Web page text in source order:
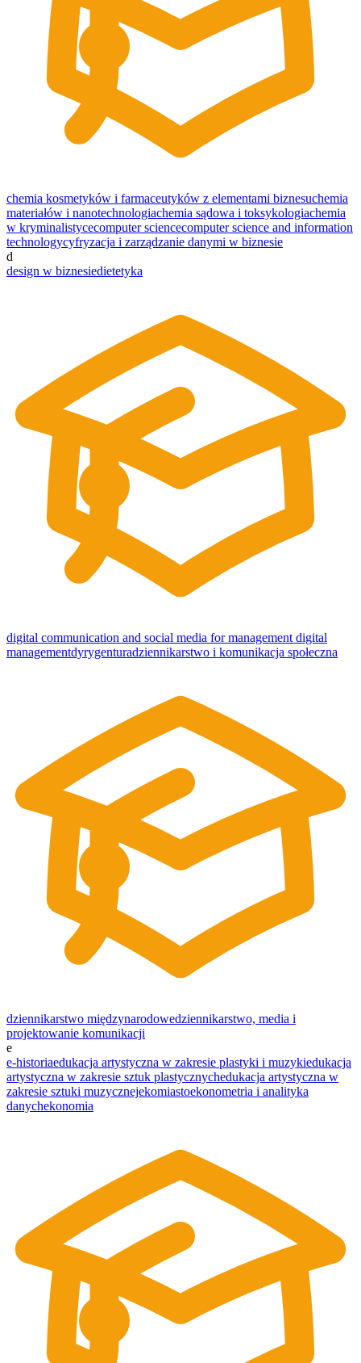
chemia kosmetyków i farmaceutyków z elementami biznesuchemia
materiałów i nanotechnologiachemia sądowa i toksykologiachemia
w kryminalistycecomputer sciencecomputer science and information
technologycyfryzacja i zarządzanie danymi w biznesie
d
design w biznesiedietetyka
digital communication and social media for management digital
managementdyrygenturadziennikarstwo i komunikacja społeczna
dziennikarstwo międzynarodowedziennikarstwo, media i
projektowanie komunikacji
e
e-historiaedukacja artystyczna w zakresie plastyki i muzykiedukacja
artystyczna w zakresie sztuk plastycznychedukacja artystyczna w
zakresie sztuki muzycznejekomiastoekonometria i analityka
danychekonomia